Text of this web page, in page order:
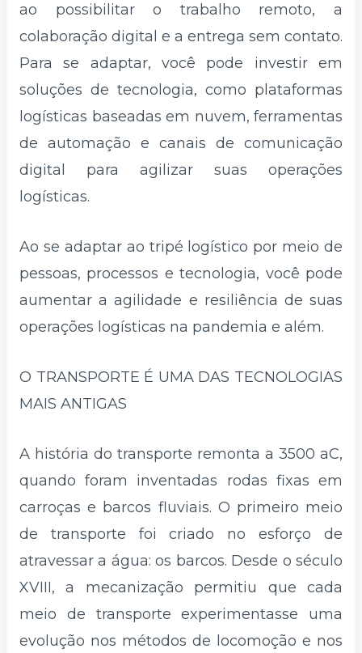
ao possibilitar o trabalho remoto, a
colaboração digital e a entrega sem contato.
Para se adaptar, você pode investir em
soluções de tecnologia, como plataformas
logísticas baseadas em nuvem, ferramentas
de automação e canais de comunicação
digital para agilizar suas operações
logísticas.
Ao se adaptar ao tripé logístico por meio de
pessoas, processos e tecnologia, você pode
aumentar a agilidade e resiliência de suas
operações logísticas na pandemia e além.
O TRANSPORTE É UMA DAS TECNOLOGIAS
MAIS ANTIGAS
A história do transporte remonta a 3500 aC,
quando foram inventadas rodas fixas em
carroças e barcos fluviais. O primeiro meio
de transporte foi criado no esforço de
atravessar a água: os barcos. Desde o século
XVIII, a mecanização permitiu que cada
meio de transporte experimentasse uma
evolução nos métodos de locomoção e nos